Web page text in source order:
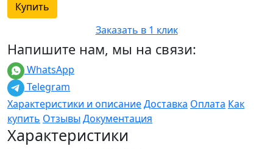
Купить
Заказать в 1 клик
Напишите нам, мы на связи:
WhatsApp
Telegram
Характеристики и описаниеДоставка Оплата Как
купить Отзывы Документация
Характеристики